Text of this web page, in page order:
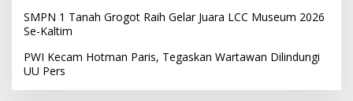
SMPN 1 Tanah Grogot Raih Gelar Juara LCC Museum 2026
Se-Kaltim
PWI Kecam Hotman Paris, Tegaskan Wartawan Dilindungi
UU Pers